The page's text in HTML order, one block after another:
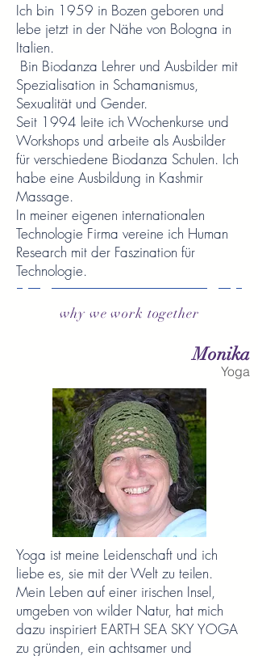
Ich bin 1959 in Bozen geboren und
lebe jetzt in der Nähe von Bologna in
Italien.
Bin Biodanza Lehrer und Ausbilder mit
Spezialisation in Schamanismus,
Sexualität und Gender.
Seit 1994 leite ich Wochenkurse und
Workshops und arbeite als Ausbilder
für verschiedene Biodanza Schulen. Ich
habe eine Ausbildung in Kashmir
Massage.
In meiner eigenen internationalen
Technologie Firma vereine ich Human
Research mit der Faszination für
Technologie.
why we work together
Yoga
Monika
Yoga ist meine Leidenschaft und ich
liebe es, sie mit der Welt zu teilen.
Mein Leben auf einer irischen Insel,
umgeben von wilder Natur, hat mich
dazu inspiriert EARTH SEA SKY YOGA
zu gründen, ein achtsamer und